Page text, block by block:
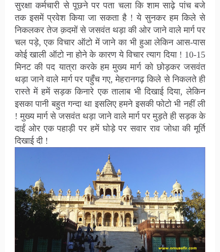
सुरक्षा कर्मचारी से पूछने पर पता चला कि शाम साढ़े पांच बजे
तक इसमें प्रवेश किया जा सकता है ! ये सुनकर हम किले से
निकलकर तेज क़दमों से जसवंत थड़ा की ओर जाने वाले मार्ग पर
चल पड़े, एक विचार ऑटो में जाने का भी हुआ लेकिन आस-पास
कोई खाली ऑटो ना होने के कारण ये विचार त्याग दिया ! 10-15
मिनट की पद यात्रा करके हम मुख्य मार्ग को छोड़कर जसवंत
थड़ा जाने वाले मार्ग पर पहुँच गए, मेहरानगढ़ किले से निकलते ही
रास्ते में हमें सड़क किनारे एक तालाब भी दिखाई दिया, लेकिन
इसका पानी बहुत गन्दा था इसलिए हमने इसकी फोटो भी नहीं ली
! मुख्य मार्ग से जसवंत थड़ा जाने वाले मार्ग पर मुड़ते ही सड़क के
दाईं ओर एक पहाड़ी पर हमें घोड़े पर सवार राव जोधा की मूर्ति
दिखाई दी !